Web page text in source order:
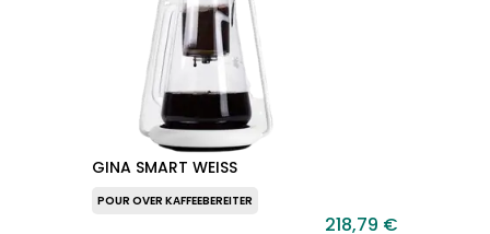
GINA SMART WEISS
POUR OVER KAFFEEBEREITER
218,79 €